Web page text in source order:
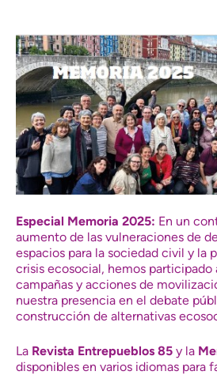
Especial Memoria 2025: En un
aumento de las vulneraciones de
espacios para la sociedad civil y la
crisis ecosocial, hemos
campañas y acciones de
nuestra presencia en el debate
construcción de alternativas
La Revista Entrepueblos 85 y la
disponibles en varios idiomas para